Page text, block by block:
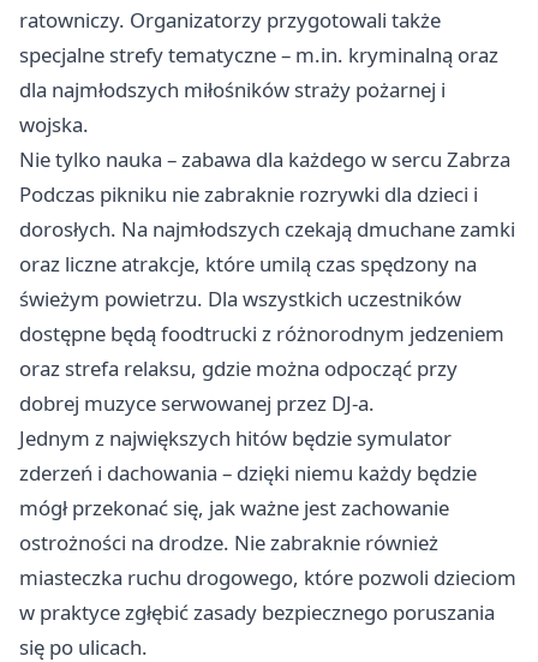
ratowniczy. Organizatorzy przygotowali także
specjalne strefy tematyczne – m.in. kryminalną oraz
dla najmłodszych miłośników straży pożarnej i
wojska.
Nie tylko nauka – zabawa dla każdego w sercu Zabrza
Podczas pikniku nie zabraknie rozrywki dla dzieci i
dorosłych. Na najmłodszych czekają dmuchane zamki
oraz liczne atrakcje, które umilą czas spędzony na
świeżym powietrzu. Dla wszystkich uczestników
dostępne będą foodtrucki z różnorodnym jedzeniem
oraz strefa relaksu, gdzie można odpocząć przy
dobrej muzyce serwowanej przez DJ-a.
Jednym z największych hitów będzie symulator
zderzeń i dachowania – dzięki niemu każdy będzie
mógł przekonać się, jak ważne jest zachowanie
ostrożności na drodze. Nie zabraknie również
miasteczka ruchu drogowego, które pozwoli dzieciom
w praktyce zgłębić zasady bezpiecznego poruszania
się po ulicach.